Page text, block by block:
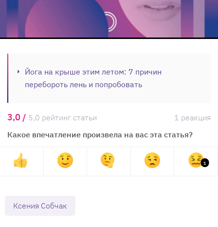
Йога на крыше этим летом: 7 причин
перебороть лень и попробовать
3,0 / 5,0 рейтинг статьи
1 реакция
Какое впечатление произвела на вас эта статья?
1
Ксения Собчак